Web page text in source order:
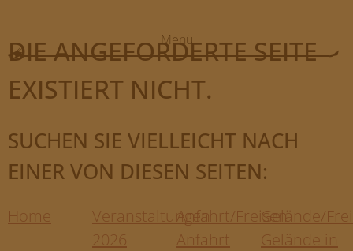
Menü
VERANSTALTUNGEN
FOTOS
ANFAHRT/FREISEN
TEILNEHMER/BEWERBUNG
DIE ANGEFORDERTE SEITE
EXISTIERT NICHT.
SUCHEN SIE VIELLEICHT NACH
EINER VON DIESEN SEITEN:
Home
Veranstaltungen
2026
Anfahrt/Freisen
Anfahrt
Gelände/
Gelände in